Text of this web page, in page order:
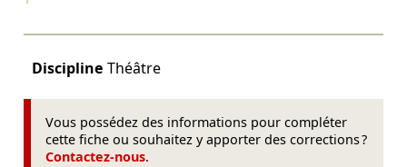
Discipline Théâtre
Vous possédez des informations pour compléter
cette fiche ou souhaitez y apporter des corrections ?
Contactez-nous.